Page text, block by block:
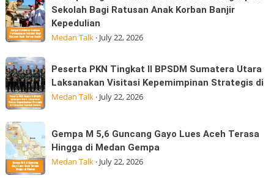
Membayar
MK
saat
tanjakan
di
Marindal
dijalan
Tritura
Sergai
Serahkan
Bantuan
Perlengkapan
Sekolah
Bagi
Ratusan
Anak
Korban
Banjir
Kepedulian
Sekolah Bagi Ratusan Anak Korban Banjir
Kepedulian
Medan Talk· July 22, 2026
Peserta
PKN
Tingkat
II
BPSDM
Sumatera
Utara
Laksanakan
Peserta PKN Tingkat II BPSDM Sumatera Utara
Laksanakan Visitasi Kepemimpinan Strategis di
Medan Talk· July 22, 2026
Gempa
M
5,6
Guncang
Gempa M 5,6 Guncang Gayo Lues Aceh Terasa
Hingga di Medan Gempa
Medan Talk· July 22, 2026